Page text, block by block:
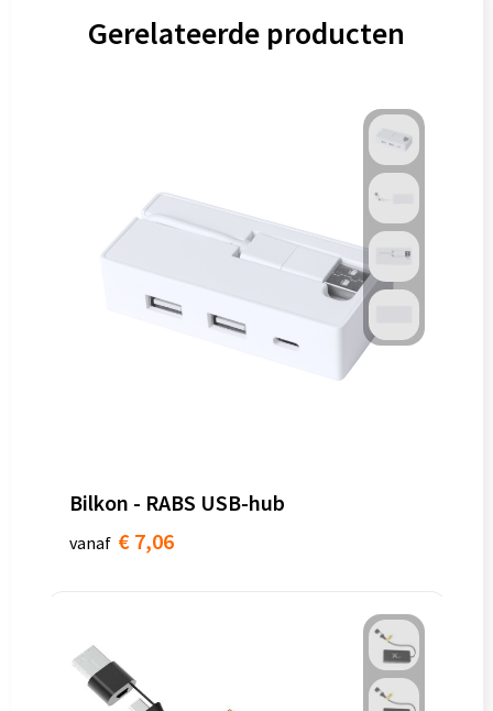
Gerelateerde producten
Bilkon - RABS USB-hub
vanaf € 7,06